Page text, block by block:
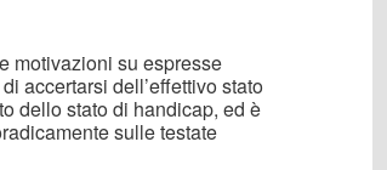
motivazioni su espresse
accertarsi dell’effettivo stato
dello stato di handicap, ed è
sulle testate